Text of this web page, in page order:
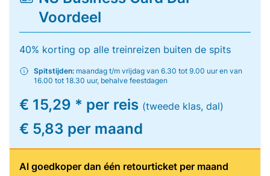
Voordeel
40% korting op alle treinreizen buiten de spits
Spitstijden: maandag t/m vrijdag van 6.30 tot 9.00 uur en van
16.00 tot 18.30 uur, behalve feestdagen
€ 15,29 * per reis (tweede klas, dal)
€ 5,83 per maand
Al goedkoper dan één retourticket per maand